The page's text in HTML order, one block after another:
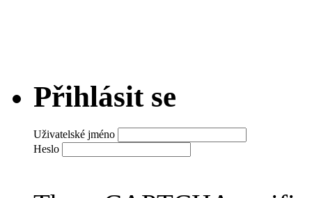
Přihlásit se
Uživatelské jméno
Heslo